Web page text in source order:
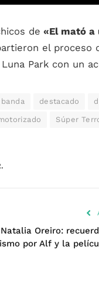
de «El mató a
el proceso
Park con un
banda destacado
Súper
Natalia Oreiro:
por Alf y la